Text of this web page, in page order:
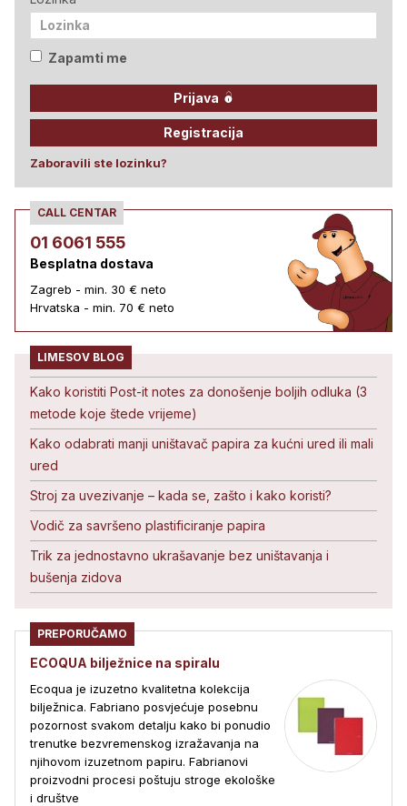
Zapamti me
Prijava
Registracija
Zaboravili ste lozinku?
CALL CENTAR
01 6061 555
Besplatna dostava
Zagreb - min. 30 € neto
Hrvatska - min. 70 € neto
LIMESOV BLOG
Kako koristiti Post-it notes za donošenje boljih odluka (3
metode koje štede vrijeme)
Kako odabrati manji uništavač papira za kućni ured ili mali
ured
Stroj za uvezivanje – kada se, zašto i kako koristi?
Vodič za savršeno plastificiranje papira
Trik za jednostavno ukrašavanje bez uništavanja i
bušenja zidova
PREPORUČAMO
ECOQUA bilježnice na spiralu
Ecoqua je izuzetno kvalitetna kolekcija
bilježnica. Fabriano posvjećuje posebnu
pozornost svakom detalju kako bi ponudio
trenutke bezvremenskog izražavanja na
njihovom izuzetnom papiru. Fabrianovi
proizvodni procesi poštuju stroge ekološke
i društve